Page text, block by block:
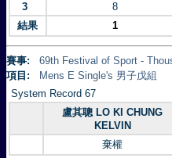
3
8
結果
1
賽事:
69th Festival of Sport -
項目:
Mens E Single's 男子戊組
System Record 67
盧其聰 LO KI CHUNG
KELVIN
棄權